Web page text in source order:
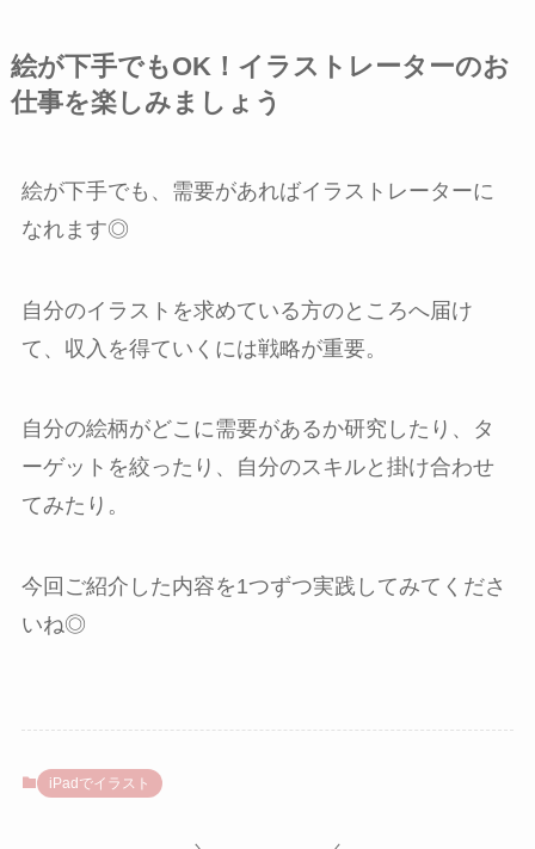
絵が下手でもOK！イラストレーターのお
仕事を楽しみましょう
絵が下手でも、需要があればイラストレーターに
なれます◎
自分のイラストを求めている方のところへ届け
て、収入を得ていくには戦略が重要。
自分の絵柄がどこに需要があるか研究したり、タ
ーゲットを絞ったり、自分のスキルと掛け合わせ
てみたり。
今回ご紹介した内容を1つずつ実践してみてくださ
いね◎
iPadでイラスト